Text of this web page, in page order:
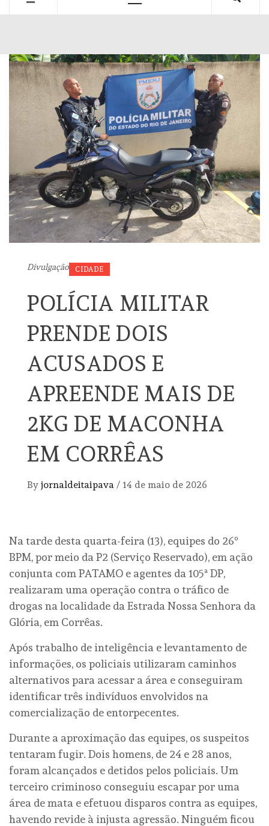
Divulgação CIDADE
POLÍCIA MILITAR
PRENDE DOIS
ACUSADOS E
APREENDE MAIS DE
2KG DE MACONHA
EM CORRÊAS
By jornaldeitaipava / 14 de maio de 2026
Na tarde desta quarta-feira (13), equipes do 26º
BPM, por meio da P2 (Serviço Reservado), em ação
conjunta com PATAMO e agentes da 105ª DP,
realizaram uma operação contra o tráfico de
drogas na localidade da Estrada Nossa Senhora da
Glória, em Corrêas.
Após trabalho de inteligência e levantamento de
informações, os policiais utilizaram caminhos
alternativos para acessar a área e conseguiram
identificar três indivíduos envolvidos na
comercialização de entorpecentes.
Durante a aproximação das equipes, os suspeitos
tentaram fugir. Dois homens, de 24 e 28 anos,
foram alcançados e detidos pelos policiais. Um
terceiro criminoso conseguiu escapar por uma
área de mata e efetuou disparos contra as equipes,
havendo revide à injusta agressão. Ninguém ficou